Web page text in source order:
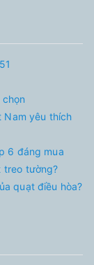
Nam yêu thích
6 đáng mua
treo tường?
quạt điều hòa?